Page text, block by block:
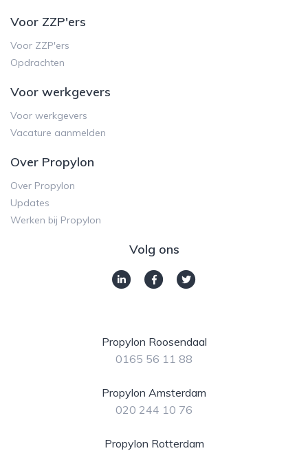
Voor ZZP'ers
Voor ZZP'ers
Opdrachten
Voor werkgevers
Voor werkgevers
Vacature aanmelden
Over Propylon
Over Propylon
Updates
Werken bij Propylon
Volg ons
Propylon Roosendaal
0165 56 11 88
Propylon Amsterdam
020 244 10 76
Propylon Rotterdam